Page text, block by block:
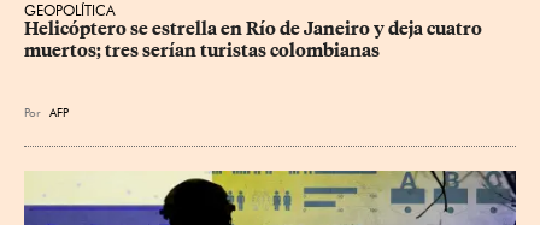
GEOPOLÍTICA
Helicóptero se estrella en Río de Janeiro y deja cuatro
muertos; tres serían turistas colombianas
Por AFP